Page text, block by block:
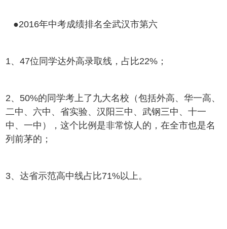
●2016年中考成绩排名全武汉市第六
1、47位同学达外高录取线，占比22%；
2、50%的同学考上了九大名校（包括外高、华一高、
二中、六中、省实验、汉阳三中、武钢三中、十一
中、一中），这个比例是非常惊人的，在全市也是名
列前茅的；
3、达省示范高中线占比71%以上。